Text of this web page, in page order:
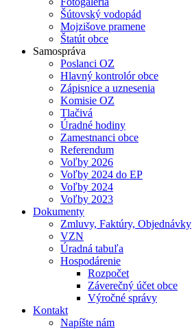
Šútovský vodopád
Mojzišove pramene
Štatút obce
Samospráva
Poslanci OZ
Hlavný kontrolór obce
Zápisnice a uznesenia
Komisie OZ
Tlačivá
Úradné hodiny
Zamestnanci obce
Referendum
Voľby 2026
Voľby 2024 do EP
Voľby 2024
Voľby 2023
Dokumenty
Zmluvy, Faktúry, Objednávky
VZN
Úradná tabuľa
Hospodárenie
Rozpočet
Záverečný účet obce
Výročné správy
Kontakt
Napíšte nám